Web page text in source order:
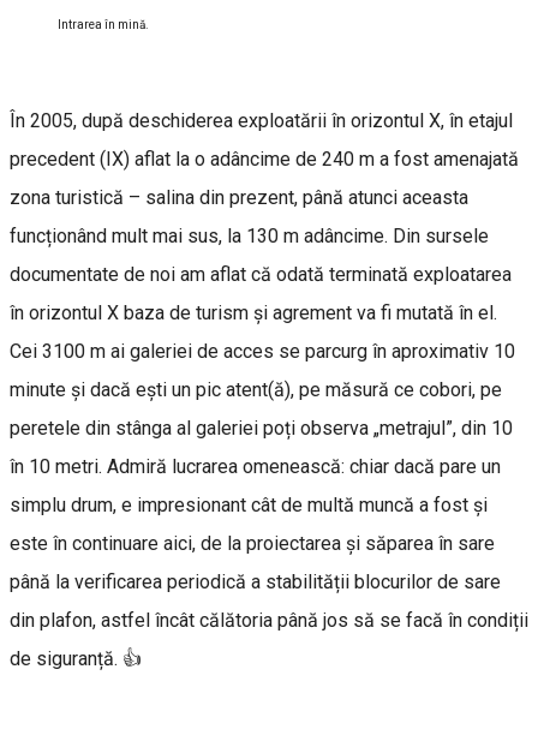
Intrarea în mină.
În 2005, după deschiderea exploatării în orizontul X, în etajul
precedent (IX) aflat la o adâncime de 240 m a fost amenajată
zona turistică – salina din prezent, până atunci aceasta
funcționând mult mai sus, la 130 m adâncime. Din sursele
documentate de noi am aflat că odată terminată exploatarea
în orizontul X baza de turism și agrement va fi mutată în el.
Cei 3100 m ai galeriei de acces se parcurg în aproximativ 10
minute și dacă ești un pic atent(ă), pe măsură ce cobori, pe
peretele din stânga al galeriei poți observa „metrajul”, din 10
în 10 metri. Admiră lucrarea omenească: chiar dacă pare un
simplu drum, e impresionant cât de multă muncă a fost și
este în continuare aici, de la proiectarea și săparea în sare
până la verificarea periodică a stabilității blocurilor de sare
din plafon, astfel încât călătoria până jos să se facă în condiții
de siguranță. 👍